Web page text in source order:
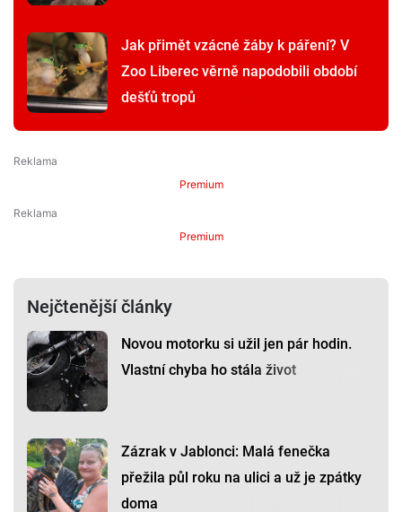
Jak přimět vzácné žáby k páření? V
Zoo Liberec věrně napodobili období
dešťů tropů
Premium
Premium
Nejčtenější články
Novou motorku si užil jen pár hodin.
Vlastní chyba ho stála život
Zázrak v Jablonci: Malá fenečka
přežila půl roku na ulici a už je zpátky
doma